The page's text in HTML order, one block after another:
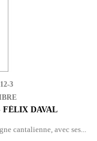
3
FÉLIX DAVAL
cantalienne, avec ses...